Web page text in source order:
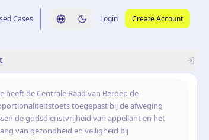
Cases Switch language
Switch to dark theme
Login Create Account
heeft de Centrale Raad van Beroep de
toegepast bij de afweging
de godsdienstvrijheid van appellant en het
van gezondheid en veiligheid bij